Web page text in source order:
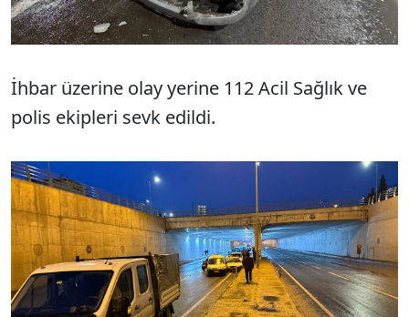
İhbar üzerine olay yerine 112 Acil Sağlık ve
polis ekipleri sevk edildi.